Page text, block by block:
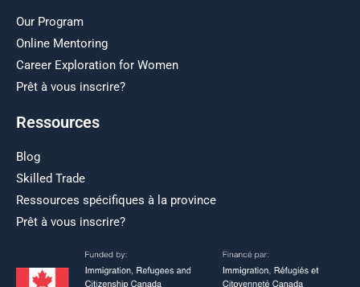
Our Program
Online Mentoring
Career Exploration for Women
Prêt à vous inscrire?
Ressources
Blog
Skilled Trade
Ressources spécifiques à la province
Prêt à vous inscrire?